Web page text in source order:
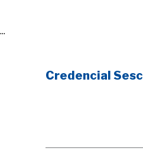
...
Credencial Sesc